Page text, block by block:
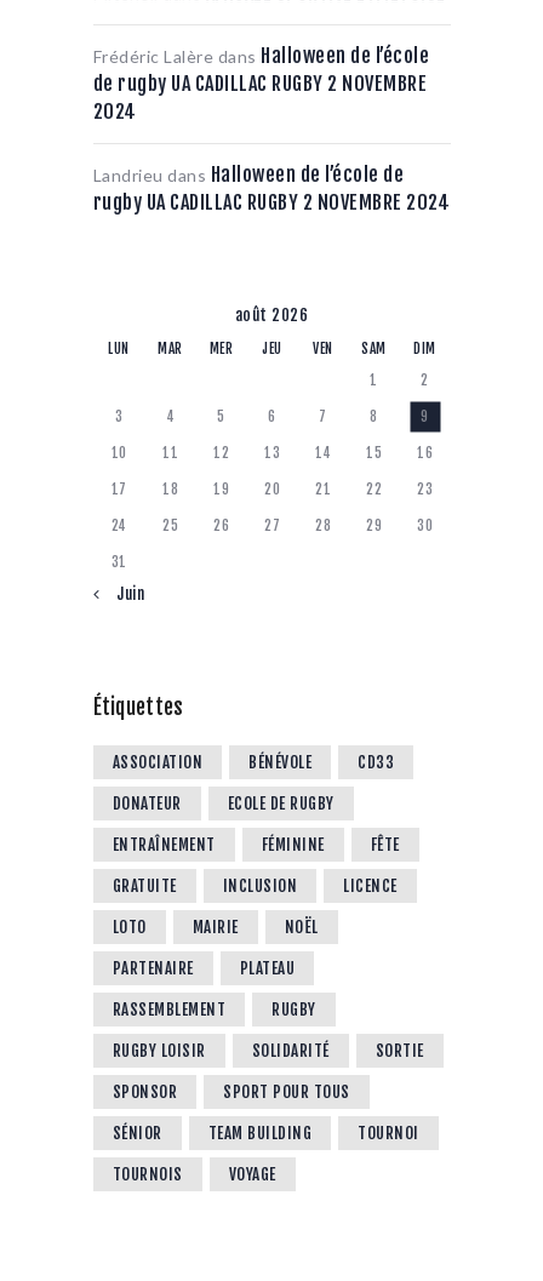
Frédéric Lalère dans Halloween de l’école
de rugby UA CADILLAC RUGBY 2 NOVEMBRE
2024
Landrieu dans Halloween de l’école de
rugby UA CADILLAC RUGBY 2 NOVEMBRE 2024
août 2026
LUN MAR MER JEU VEN SAM
DIM
1
2
3 4 5 6 7 8 9
10 11 12 13 14 15 16
17 18 19 20 21 22 23
24 25 26 27 28 29 30
31
« Juin
Étiquettes
ASSOCIATION BÉNÉVOLE CD33
DONATEUR ECOLE DE RUGBY
ENTRAÎNEMENT FÉMININE FÊTE
GRATUITE INCLUSION LICENCE
LOTO MAIRIE NOËL
PARTENAIRE PLATEAU
RASSEMBLEMENT RUGBY
RUGBY LOISIR SOLIDARITÉ SORTIE
SPONSOR SPORT POUR TOUS
SÉNIOR TEAM BUILDING TOURNOI
TOURNOIS VOYAGE